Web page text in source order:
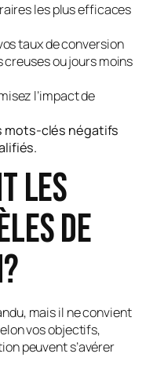
les plus efficaces
taux de conversion
creuses ou jours moins
l’impact de
mots-clés négatifs
les
de
mais il ne convient
vos objectifs,
peuvent s’avérer